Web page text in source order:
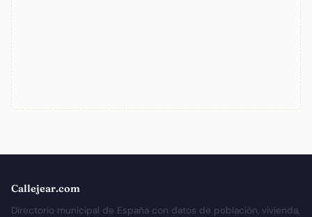
Callejear.com
Directorio municipal de España con datos de población, vivienda,